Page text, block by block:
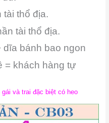
tài thổ địa.
tài thổ địa.
dĩa bánh bao ngon
= khách hàng tự
và trai đặc biệt có heo